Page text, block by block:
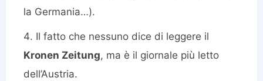
la Germania…).
Il fatto che nessuno dice di leggere il
Kronen Zeitung, ma è il giornale più letto
dell’Austria.